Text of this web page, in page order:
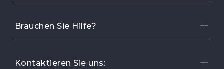
Kontaktieren Sie uns:
Brauchen Sie Hilfe?